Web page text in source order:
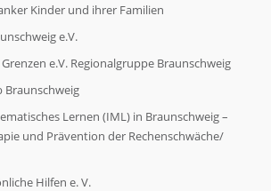
Kinder und ihrer Familien
e.V.
e.V. Regionalgruppe Braunschweig
Braunschweig
Lernen (IML) in Braunschweig –
und Prävention der Rechenschwäche/
Hilfen e. V.